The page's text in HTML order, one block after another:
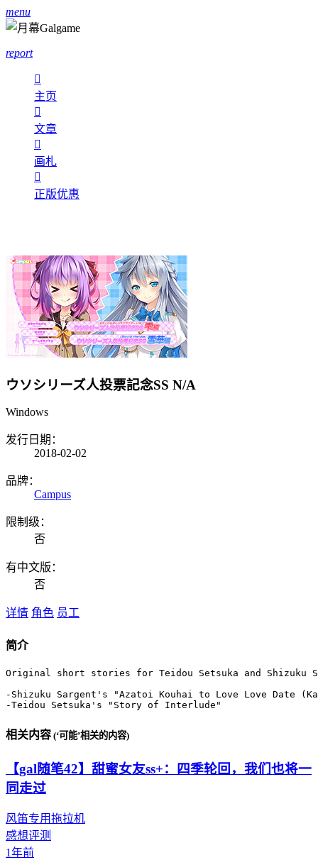
menu
report

主页

文章

画札

正版优惠
ウソシリーズ人投票記念SS N/A
Windows
发行日期：
2018-02-02
品牌：
Campus
限制级：
否
有中文版：
否
详情 角色 员工
简介
Original short stories for Teidou Setsuka and Shizuku
-Shizuku Sargent's "Azatoi Kouhai to Love Love Date
-Teidou Setsuka's "Story of Interlude"
相关内容 (‘可能’相关的内容)
【gal随笔42】甜蜜女友ss+：四季轮回，我们也将一
同走过
风笛专用拖拉机
感想评测
1年前